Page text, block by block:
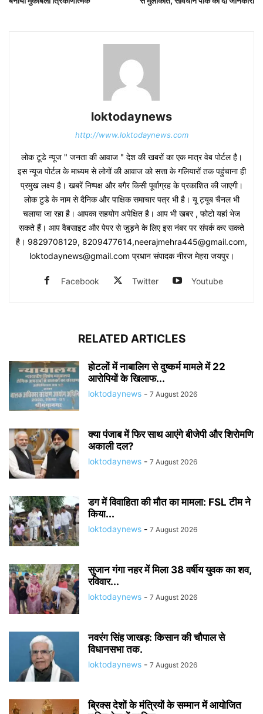
loktodaynews
http://www.loktodaynews.com
लोक टूडे न्यूज " जनता की आवाज " देश की खबरों का एक मात्र वेब पोर्टल है।
इस न्यूज पोर्टल के माध्यम से लोगों की आवाज को सत्ता के गलियारों तक पहुंचाना ही
प्रमुख लक्ष्य है। खबरें निष्पक्ष और बगैर किसी पूर्वाग्रह के प्रकाशित की जाएगी।
लोक टुडे के नाम से दैनिक और पाक्षिक समाचार पत्र भी है। यू ट्यूब चैनल भी
चलाया जा रहा है। आपका सहयोग अपेक्षित है। आप भी खबर , फोटो यहां भेज
सकते हैं। आप वैबसाइट और पेपर से जुड़ने के लिए इस नंबर पर संपर्क कर सकते
है। 9829708129, 8209477614,neerajmehra445@gmail.com,
loktodaynews@gmail.com प्रधान संपादक नीरज मेहरा जयपुर।
Facebook Twitter Youtube
RELATED ARTICLES
होटलों में नाबालिग से दुष्कर्म मामले में 22
आरोपियों के खिलाफ...
loktodaynews - 7 August 2026
क्या पंजाब में फिर साथ आएंगे बीजेपी और शिरोमणि
अकाली दल?
loktodaynews - 7 August 2026
डग में विवाहिता की मौत का मामला: FSL टीम ने
किया...
loktodaynews - 7 August 2026
सुजान गंगा नहर में मिला 38 वर्षीय युवक का शव,
रविवार...
loktodaynews - 7 August 2026
नवरंग सिंह जाखड़: किसान की चौपाल से
विधानसभा तक.
loktodaynews - 7 August 2026
ब्रिक्स देशों के मंत्रियों के सम्मान में आयोजित